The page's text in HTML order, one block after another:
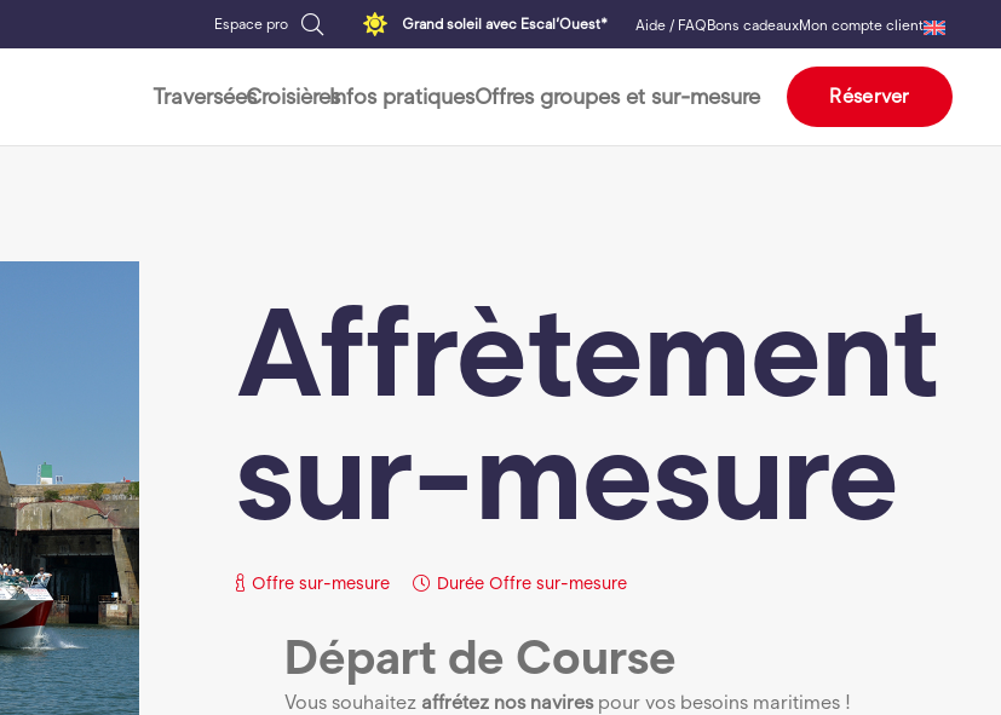
Espace pro Grand soleil avec Escal’Ouest* Aide / FAQBons cadeauxMon compte client
TraverséesCroisièresInfos pratiquesOffres groupes et sur-mesure Réserver
Affrètement
sur-mesure
Offre sur-mesure Durée Offre sur-mesure
Départ de Course
Vous souhaitez affrétez nos navirespour vos besoins maritimes !